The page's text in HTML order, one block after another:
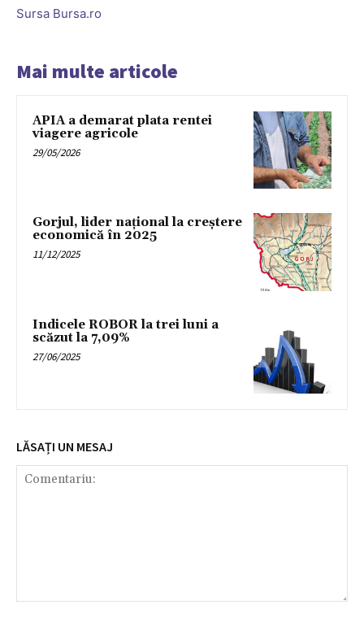
Sursa Bursa.ro
Mai multe articole
APIA a demarat plata rentei
viagere agricole
29/05/2026
Gorjul, lider național la creștere
economică în 2025
11/12/2025
Indicele ROBOR la trei luni a
scăzut la 7,09%
27/06/2025
LĂSAȚI UN MESAJ